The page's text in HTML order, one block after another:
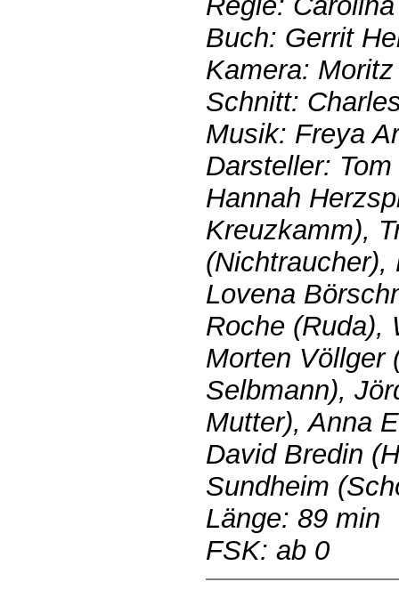
Buch: Gerrit
Kamera:
Schnitt:
Musik: Freya
Darsteller:
Hannah
Kreuzkamm),
(Nichtraucher),
Lovena
Roche (Ruda),
Morten Völlger
Selbmann),
Mutter), Anna
David Bredin
Sundheim
Länge: 89 min
FSK: ab 0